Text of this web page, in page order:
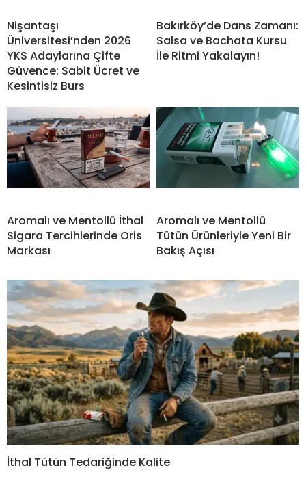
Nişantaşı
Üniversitesi’nden 2026
YKS Adaylarına Çifte
Güvence: Sabit Ücret ve
Kesintisiz Burs
Bakırköy’de Dans Zamanı:
Salsa ve Bachata Kursu
İle Ritmi Yakalayın!
Aromalı ve Mentollü İthal
Sigara Tercihlerinde Oris
Markası
Aromalı ve Mentollü
Tütün Ürünleriyle Yeni Bir
Bakış Açısı
İthal Tütün Tedariğinde Kalite